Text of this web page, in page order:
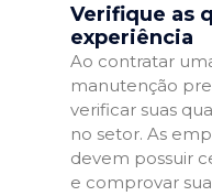
Verifique as
experiência
Ao contratar
manutenção
verificar suas
no setor. As
devem possuir
e comprovar